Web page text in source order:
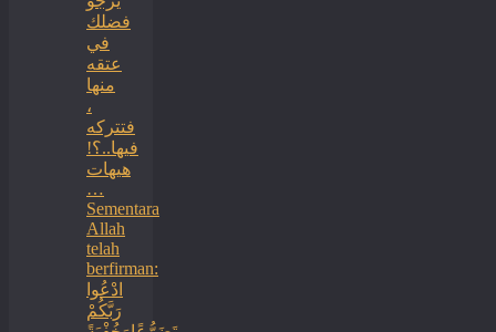
فضلك
في
عتقه
منها
،
فتتركه
فيها..؟!
هيهات
…
Sementara
Allah
telah
berfirman:
ادْعُوا
رَبَّكُمْ